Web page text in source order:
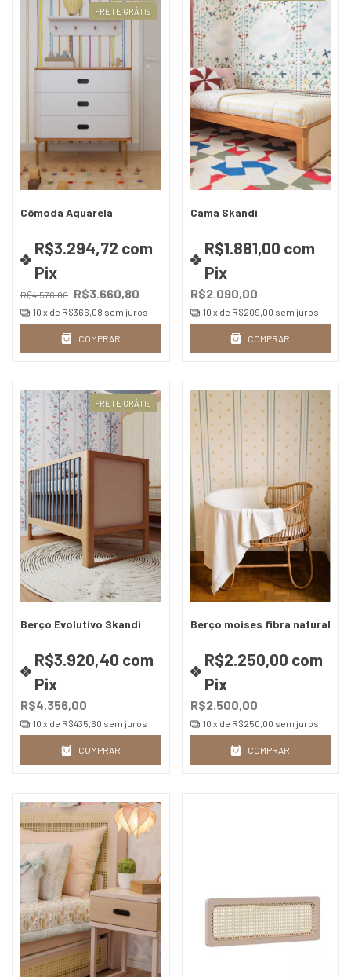
FRETE GRÁTIS
Cômoda Aquarela
R$4.576,00 R$3.660,80
R$3.294,72 com
Pix
10 x de R$366,08 sem juros
COMPRAR
Cama Skandi
R$2.090,00
R$1.881,00 com
Pix
10 x de R$209,00 sem juros
COMPRAR
FRETE GRÁTIS
Berço Evolutivo Skandi
R$4.356,00
R$3.920,40 com
Pix
10 x de R$435,60 sem juros
COMPRAR
Berço moises fibra natural
R$2.500,00
R$2.250,00 com
Pix
10 x de R$250,00 sem juros
COMPRAR